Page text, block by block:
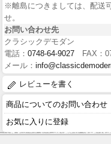
※離島につきましては、配送
せ。
お問い合わせ先
クラシックデモダン
電話： 0748-64-9027 FAX：
メール：
レビューを書く
商品についてのお問い合わせ
お気に入りに登録